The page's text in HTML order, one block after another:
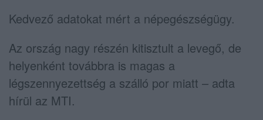
Kedvező adatokat mért a népegészségügy.
Az ország nagy részén kitisztult a levegő, de
helyenként továbbra is magas a
légszennyezettség a szálló por miatt – adta
hírül az MTI.